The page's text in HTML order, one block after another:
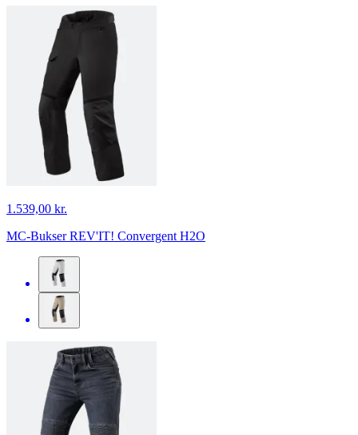
1.539,00 kr.
MC-Bukser REV'IT! Convergent H2O